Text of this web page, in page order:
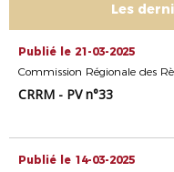
Les
Publié le 21-03-2025
CRRM - PV n°33
Publié le 14-03-2025